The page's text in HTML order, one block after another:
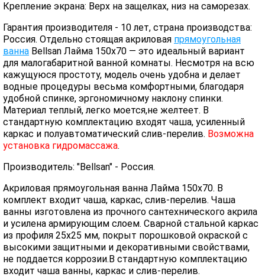
Крепление экрана: Верх на защелках, низ на саморезах.
Гарантия производителя - 10 лет, страна производства:
Россия. Отдельно стоящая акриловая прямоугольная
ванна Bellsan Лайма 150x70 — это идеальный вариант
для малогабаритной ванной комнаты. Несмотря на всю
кажущуюся простоту, модель очень удобна и делает
водные процедуры весьма комфортными, благодаря
удобной спинке, эргономичному наклону спинки.
Материал теплый, легко моется,не желтеет. В
стандартную комплектацию входят чаша, усиленный
каркас и полуавтоматический слив-перелив. Возможна
установка гидромассажа.
Производитель: "Bellsan" - Россия.
Акриловая прямоугольная ванна Лайма 150x70. В
комплект входит чаша, каркас, слив-перелив. Чаша
ванны изготовлена из прочного сантехнического акрила
и усилена армирующим слоем. Сварной стальной каркас
из профиля 25х25 мм, покрыт порошковой окраской с
высокими защитными и декоративными свойствами,
не поддается коррозии.В стандартную комплектацию
входит чаша ванны, каркас и слив-перелив.